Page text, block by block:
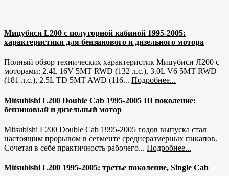
Мицубиси L200 с полуторной кабиной 1995-2005:
характеристики для бензинового и дизельного мотора
Полный обзор технических характеристик Мицубиси Л200 с
моторами: 2.4L 16V 5MT RWD (132 л.с.), 3.0L V6 5MT RWD
(181 л.с.), 2.5L TD 5MT AWD (116... Подробнее...
Mitsubishi L200 Double Cab 1995-2005 III поколение:
бензиновый и дизельный мотор
Mitsubishi L200 Double Cab 1995-2005 годов выпуска стал
настоящим прорывом в сегменте среднеразмерных пикапов.
Сочетая в себе практичность рабочего... Подробнее...
Mitsubishi L200 1995-2005: третье поколение, Single Cab